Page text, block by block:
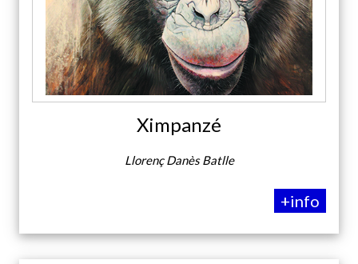
Ximpanzé
Llorenç Danès Batlle
+info